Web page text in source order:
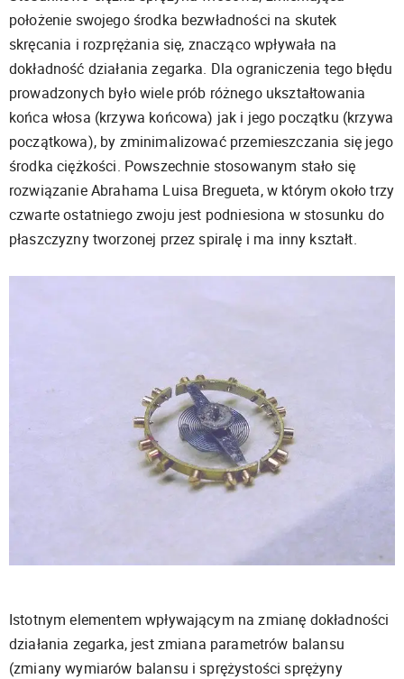
położenie swojego środka bezwładności na skutek
skręcania i rozprężania się, znacząco wpływała na
dokładność działania zegarka. Dla ograniczenia tego błędu
prowadzonych było wiele prób różnego ukształtowania
końca włosa (krzywa końcowa) jak i jego początku (krzywa
początkowa), by zminimalizować przemieszczania się jego
środka ciężkości. Powszechnie stosowanym stało się
rozwiązanie Abrahama Luisa Bregueta, w którym około trzy
czwarte ostatniego zwoju jest podniesiona w stosunku do
płaszczyzny tworzonej przez spiralę i ma inny kształt.
Istotnym elementem wpływającym na zmianę dokładności
działania zegarka, jest zmiana parametrów balansu
(zmiany wymiarów balansu i sprężystości sprężyny